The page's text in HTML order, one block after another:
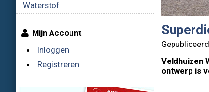
Waterstof
Mijn Account
Inloggen
Registreren
Veldhuizen
ontwerp is